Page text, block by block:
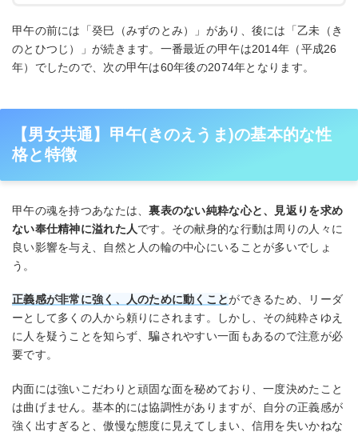
甲午の前には「癸巳（みずのとみ）」があり、後には「乙未（き
のとひつじ）」が続きます。一番最近の甲午は2014年（平成26
年）でしたので、次の甲午は60年後の2074年となります。
【男女共通】甲午(きのえうま)の基本的な性
格と特徴
甲午の魂を持つあなたは、裏表のない純粋な心と、見返りを求め
ない奉仕精神に溢れた人です。その献身的な行動は周りの人々に
良い影響を与え、自然と人の輪の中心にいることが多いでしょ
う。
正義感が非常に強く、人のために動くことができるため、リーダ
ーとして多くの人から頼りにされます。しかし、その純粋さゆえ
に人を疑うことを知らず、騙されやすい一面もあるので注意が必
要です。
内面には強いこだわりと頑固な面を秘めており、一度決めたこと
は曲げません。基本的には協調性がありますが、自分の正義感が
強く出すぎると、傲慢な態度に見えてしまい、信用を失いかねな